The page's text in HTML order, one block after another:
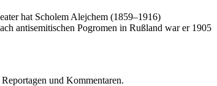
hat Scholem Alejchem (1859–1916)
antisemitischen Pogromen in Rußland war er 1905
und Kommentaren.